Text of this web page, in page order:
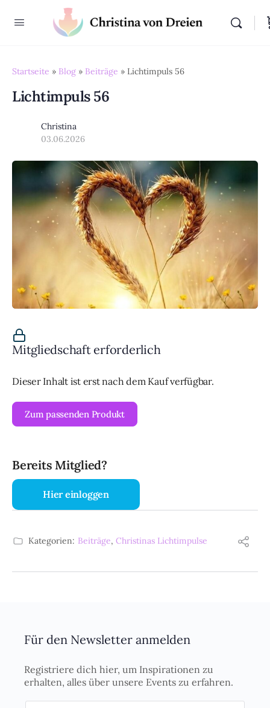
Startseite » Blog » Beiträge » Lichtimpuls 56
Lichtimpuls 56
Christina
03.06.2026
Mitgliedschaft erforderlich
Dieser Inhalt ist erst nach dem Kauf verfügbar.
Zum passenden Produkt
Bereits Mitglied?
Hier einloggen
Kategorien: Beiträge, Christinas Lichtimpulse
Für den Newsletter anmelden
Registriere dich hier, um Inspirationen zu
erhalten, alles über unsere Events zu erfahren.